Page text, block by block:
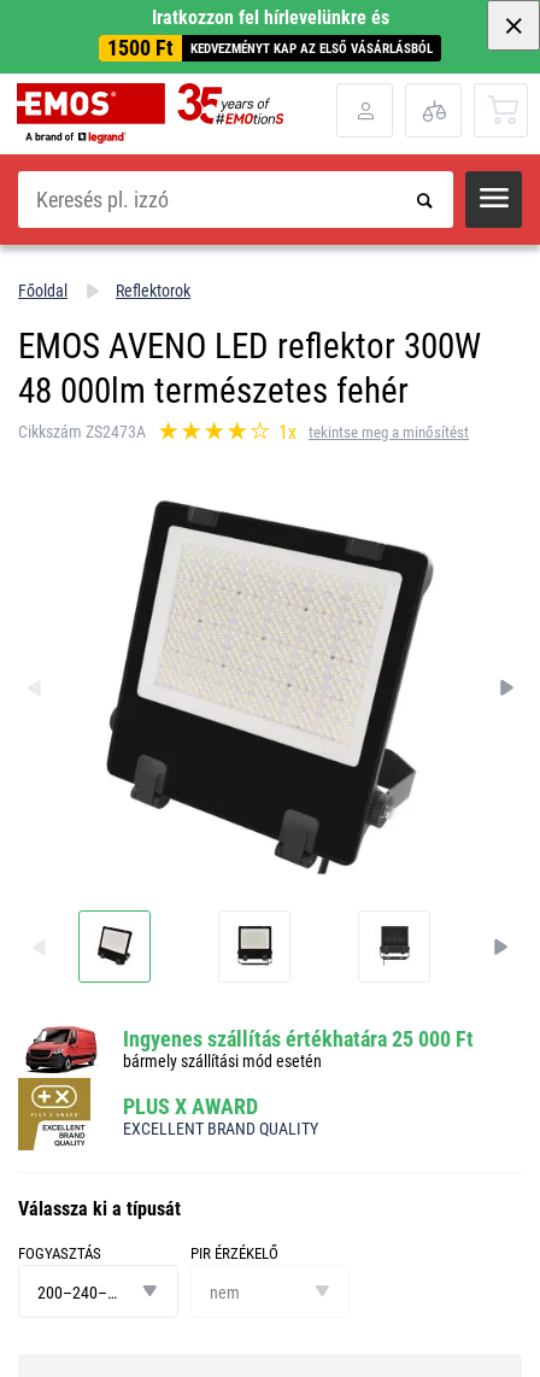
Iratkozzon fel hírlevelünkre és
1500 Ft KEDVEZMÉNYT KAP AZ ELSŐ VÁSÁRLÁSBÓL
Keresés
Főoldal Reflektorok
EMOS AVENO LED reflektor 300W
48 000lm természetes fehér
Cikkszám ZS2473A 1x tekintse meg a minősítést
Ingyenes szállítás értékhatára 25 000 Ft
bármely szállítási mód esetén
PLUS X AWARD
EXCELLENT BRAND QUALITY
Válassza ki a típusát
FOGYASZTÁS
200–240–300 W
PIR ÉRZÉKELŐ
érzékelő
nem